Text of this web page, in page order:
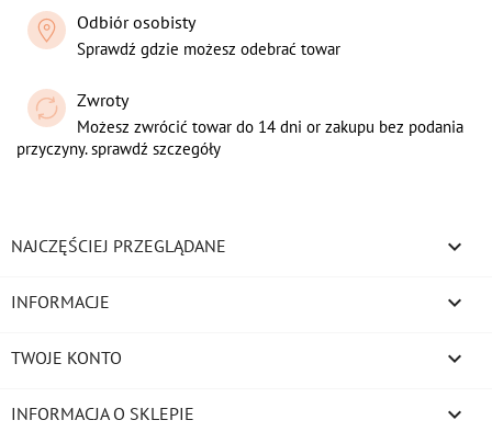
Odbiór osobisty
Sprawdź gdzie możesz odebrać towar
Zwroty
Możesz zwrócić towar do 14 dni or zakupu bez podania
przyczyny. sprawdź szczegóły
NAJCZĘŚCIEJ PRZEGLĄDANE 
INFORMACJE 
TWOJE KONTO 
INFORMACJA O SKLEPIE keyboard_arrow_down